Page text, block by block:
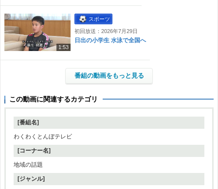
1:53
スポーツ
初回放送：2026年7月29日
日出の小学生 水泳で全国へ
番組の動画をもっと見る
この動画に関連するカテゴリ
[番組名]
わくわくとんぼテレビ
[コーナー名]
地域の話題
[ジャンル]